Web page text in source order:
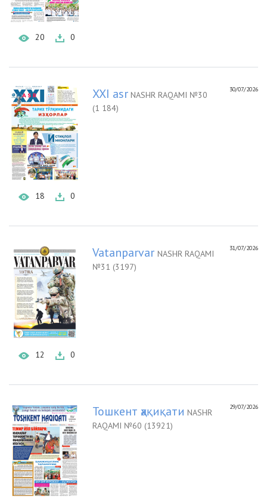
20 0
18 0
30/07/2026
XXI asr NASHR RAQAMI №30
(1 184)
12 0
31/07/2026
Vatanparvar NASHR RAQAMI
№31 (3197)
29/07/2026
Тошкент ҳақиқати NASHR
RAQAMI №60 (13921)